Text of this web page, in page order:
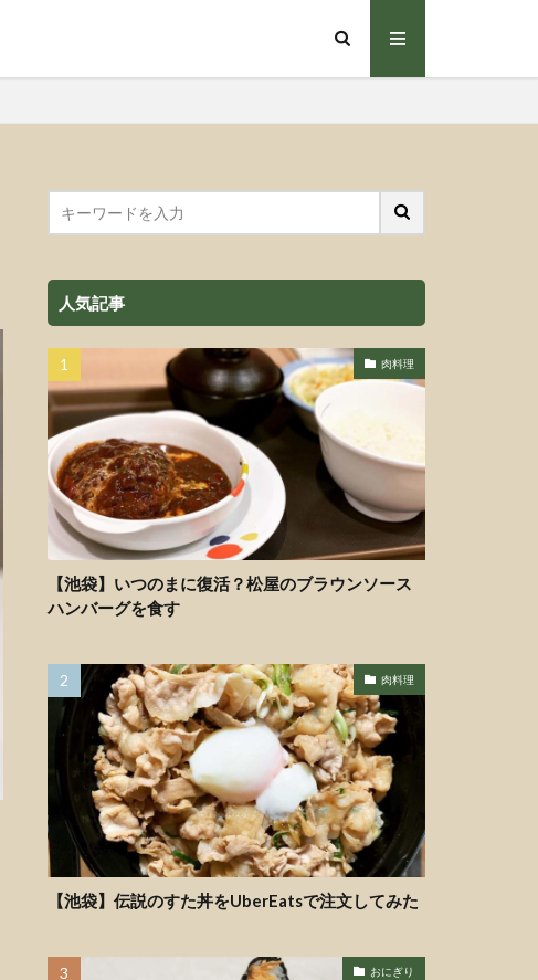
人気記事
肉料理
【池袋】いつのまに復活？松屋のブラウンソース
ハンバーグを食す
肉料理
【池袋】伝説のすた丼をUberEatsで注文してみた
おにぎり